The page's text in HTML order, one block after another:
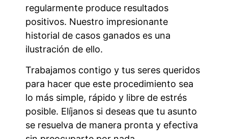
regularmente produce resultados
positivos. Nuestro impresionante
historial de casos ganados es una
ilustración de ello.
Trabajamos contigo y tus seres queridos
para hacer que este procedimiento sea
lo más simple, rápido y libre de estrés
posible. Elíjanos si deseas que tu asunto
se resuelva de manera pronta y efectiva